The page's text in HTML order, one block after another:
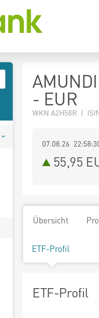
- EUR
WKN A2H58R |
07.08.26
55,95
Übersicht
ETF-Profil
ETF-Profil